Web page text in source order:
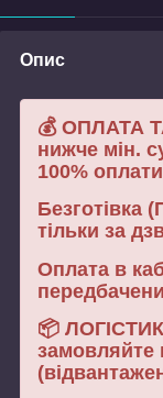
Опис
💰 ОПЛАТА
нижче мін.
100%
Безготівка
тільки за
Оплата в
📦
замовляйте